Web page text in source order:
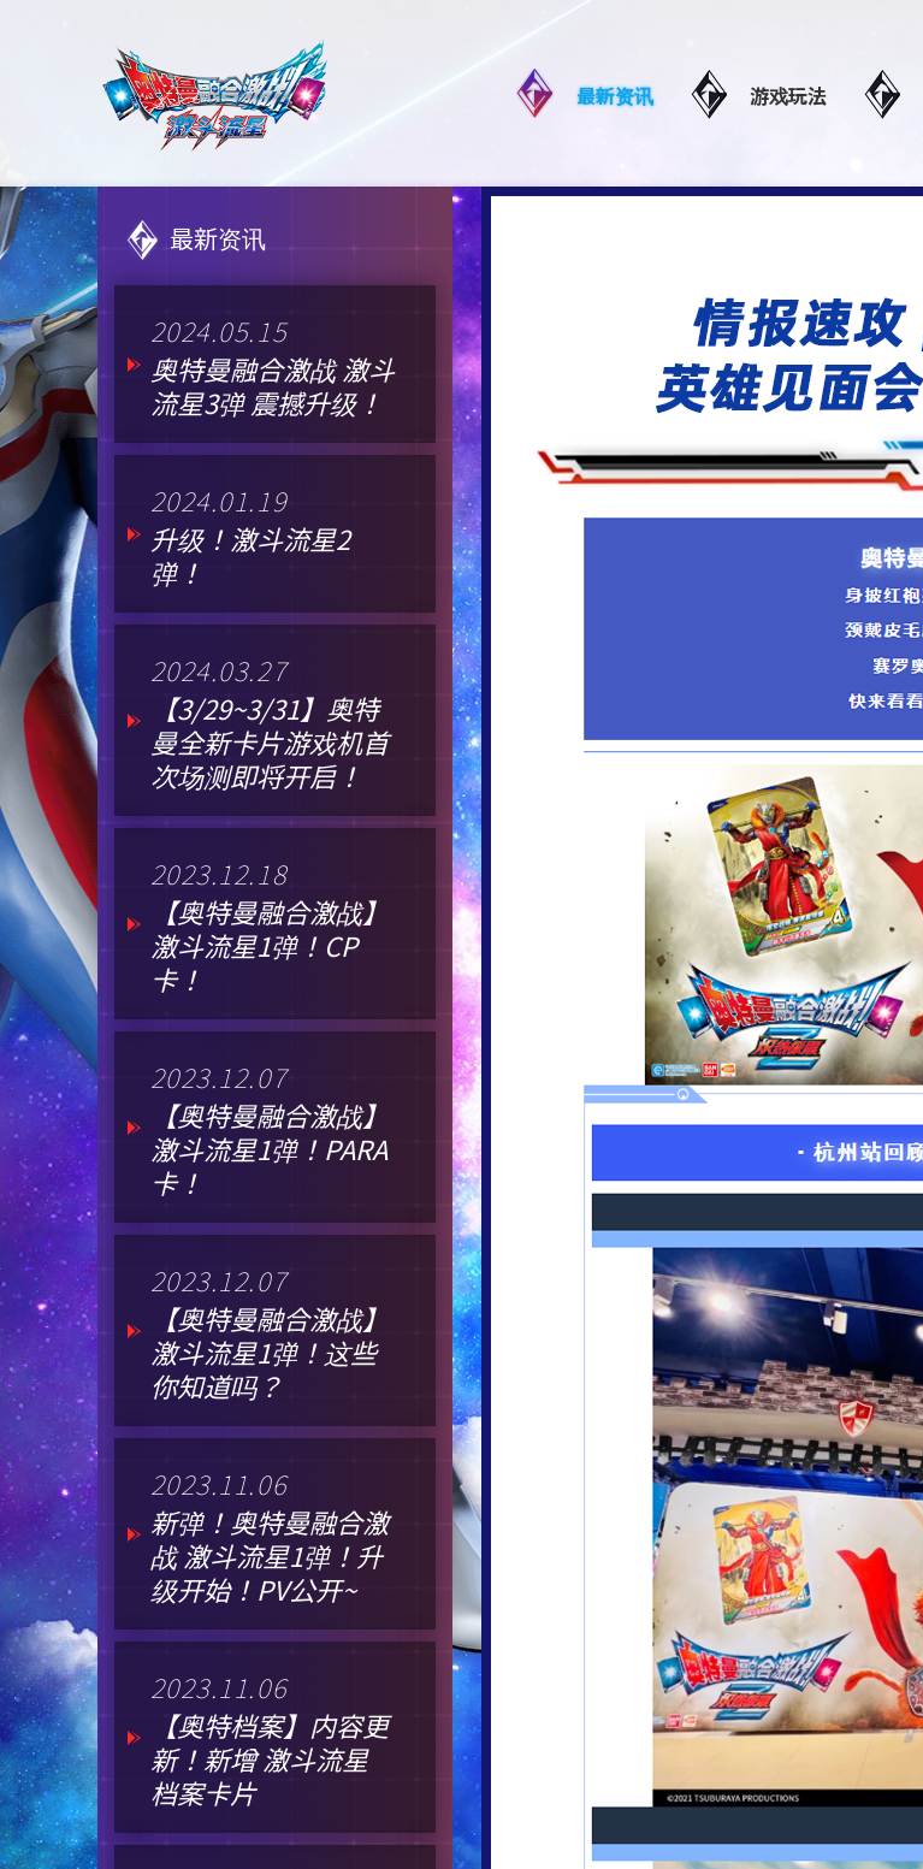
最新资讯 游戏玩法
最新资讯
2024.05.15
奥特曼融合激战 激斗
流星3弹 震撼升级！
2024.01.19
升级！激斗流星2
弹！
2024.03.27
【3/29~3/31】奥特
曼全新卡片游戏机首
次场测即将开启！
2023.12.18
【奥特曼融合激战】
激斗流星1弹！CP
卡！
2023.12.07
【奥特曼融合激战】
激斗流星1弹！PARA
卡！
2023.12.07
【奥特曼融合激战】
激斗流星1弹！这些
你知道吗？
2023.11.06
新弹！奥特曼融合激
战 激斗流星1弹！升
级开始！PV公开~
2023.11.06
【奥特档案】内容更
新！新增 激斗流星
档案卡片